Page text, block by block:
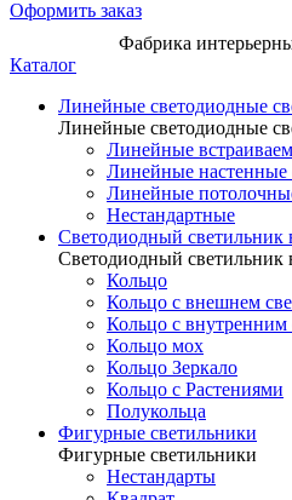
Оформить заказ
Фабрика
Каталог
Линейные светодиодные
Линейные светодиодные
Линейные
Линейные настенные
Линейные
Нестандартные
Светодиодный светильник
Светодиодный светильник
Кольцо
Кольцо с внешнем
Кольцо с внутренним
Кольцо мох
Кольцо Зеркало
Кольцо с Растениями
Полукольца
Фигурные светильники
Фигурные светильники
Нестандарты